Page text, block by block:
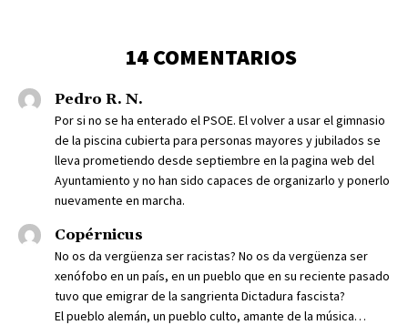
14 COMENTARIOS
Pedro R. N.
Por si no se ha enterado el PSOE. El volver a usar el gimnasio
de la piscina cubierta para personas mayores y jubilados se
lleva prometiendo desde septiembre en la pagina web del
Ayuntamiento y no han sido capaces de organizarlo y ponerlo
nuevamente en marcha.
Copérnicus
No os da vergüenza ser racistas? No os da vergüenza ser
xenófobo en un país, en un pueblo que en su reciente pasado
tuvo que emigrar de la sangrienta Dictadura fascista?
El pueblo alemán, un pueblo culto, amante de la música…